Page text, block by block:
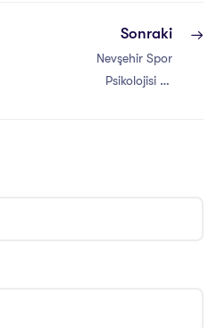
Sonraki
Nevşehir Spor
Psikolojisi ve